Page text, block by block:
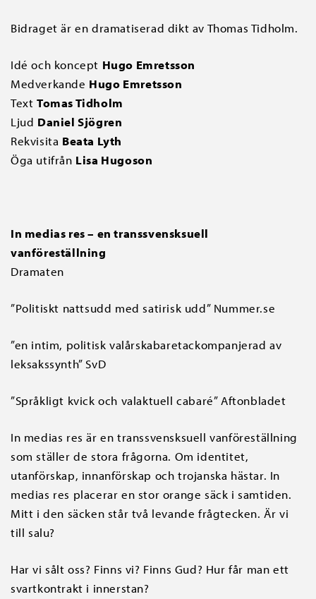
Bidraget är en dramatiserad dikt av Thomas Tidholm.
Idé och koncept Hugo Emretsson
Medverkande Hugo Emretsson
Text Tomas Tidholm
Ljud Daniel Sjögren
Rekvisita Beata Lyth
Öga utifrån Lisa Hugoson
In medias res – en transsvensksuell
vanföreställning
Dramaten
”Politiskt nattsudd med satirisk udd” Nummer.se
”en intim, politisk valårskabaretackompanjerad av
leksakssynth” SvD
”Språkligt kvick och valaktuell cabaré” Aftonbladet
In medias res är en transsvensksuell vanföreställning
som ställer de stora frågorna. Om identitet,
utanförskap, innanförskap och trojanska hästar. In
medias res placerar en stor orange säck i samtiden.
Mitt i den säcken står två levande frågtecken. Är vi
till salu?
Har vi sålt oss? Finns vi? Finns Gud? Hur får man ett
svartkontrakt i innerstan?